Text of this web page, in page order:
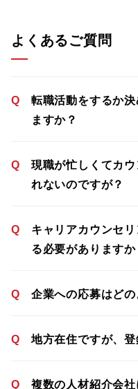
よくあるご質問
Q
転職活動をするか
ますか？
Q
現職が忙しくてカ
れないのですが？
Q
キャリアカウンセ
る必要がありますか
Q 企業への応募はど
Q 地方在住ですが、
Q
複数の人材紹介会